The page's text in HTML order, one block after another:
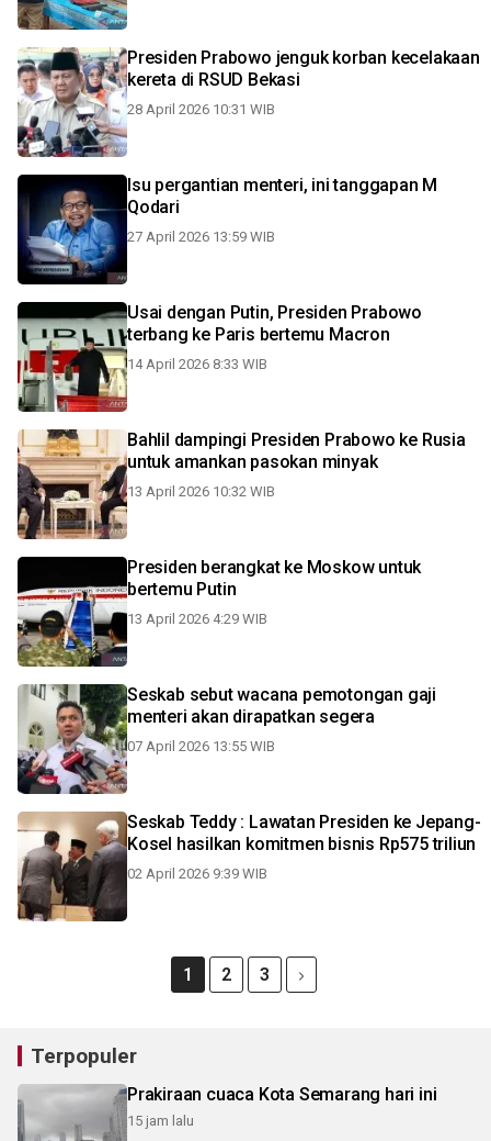
Presiden Prabowo jenguk korban kecelakaan
kereta di RSUD Bekasi
28 April 2026 10:31 WIB
Isu pergantian menteri, ini tanggapan M
Qodari
27 April 2026 13:59 WIB
Usai dengan Putin, Presiden Prabowo
terbang ke Paris bertemu Macron
14 April 2026 8:33 WIB
Bahlil dampingi Presiden Prabowo ke Rusia
untuk amankan pasokan minyak
13 April 2026 10:32 WIB
Presiden berangkat ke Moskow untuk
bertemu Putin
13 April 2026 4:29 WIB
Seskab sebut wacana pemotongan gaji
menteri akan dirapatkan segera
07 April 2026 13:55 WIB
Seskab Teddy : Lawatan Presiden ke Jepang-
Kosel hasilkan komitmen bisnis Rp575 triliun
02 April 2026 9:39 WIB
1 2 3
Terpopuler
Prakiraan cuaca Kota Semarang hari ini
15 jam lalu